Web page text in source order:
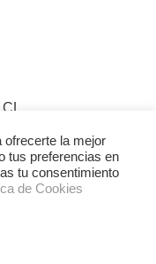
ofrecerte la mejor
tus preferencias en
tu consentimiento
de Cookies